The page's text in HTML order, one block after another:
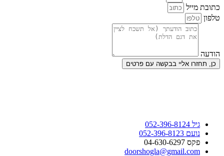
כתובת מייל
טלפון
הודעה
כן, תחזרו אליי בבקשה עם פרטים
גיל 052-396-8124
נועם 052-396-8123
פקס 04-630-6297
doorshogla@gmail.com